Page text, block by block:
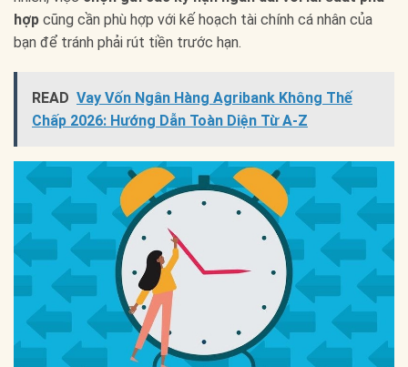
hợp cũng cần phù hợp với kế hoạch tài chính cá nhân của
bạn để tránh phải rút tiền trước hạn.
READ Vay Vốn Ngân Hàng Agribank Không Thế
Chấp 2026: Hướng Dẫn Toàn Diện Từ A-Z